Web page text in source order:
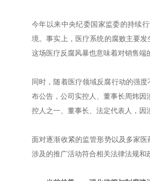
今年以来中央纪委国家监委的持续
境。事实上，医疗系统的腐败主要
这场医疗反腐风暴也意味着对销售端
同时，随着医疗领域反腐行动的强
布公告，公司实控人、董事长周炜
控人之一、董事长、法定代表人，因
面对逐渐收紧的监管形势以及多家
涉及的推广活动符合相关法律法规和